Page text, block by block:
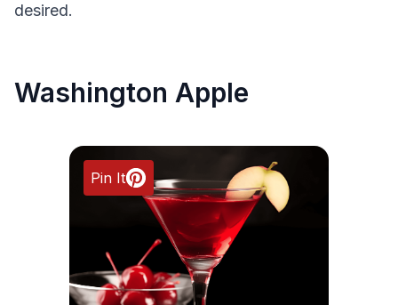
desired.
Washington Apple
Pin It